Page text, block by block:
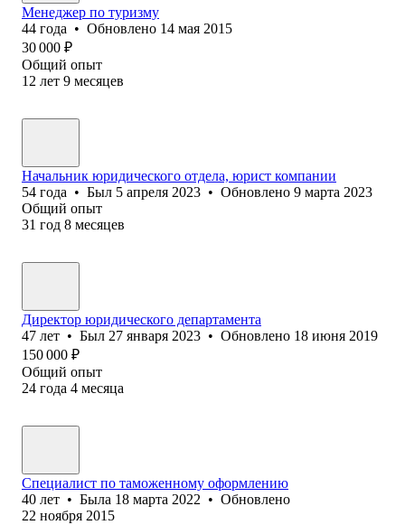
Менеджер по туризму
44 года • Обновлено 14 мая 2015
30 000 ₽
Общий опыт
12 лет 9 месяцев
Начальник юридического отдела, юрист компании
54 года • Был 5 апреля 2023 • Обновлено 9 марта 2023
Общий опыт
31 год 8 месяцев
Директор юридического департамента
47 лет • Был 27 января 2023 • Обновлено 18 июня 2019
150 000 ₽
Общий опыт
24 года 4 месяца
Специалист по таможенному оформлению
40 лет • Была 18 марта 2022 • Обновлено
22 ноября 2015